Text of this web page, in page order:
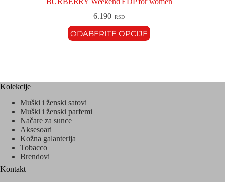
6.190 RSD
ODABERITE OPCIJE
Kolekcije
Muški i ženski satovi
Muški i ženski parfemi
Načare za sunce
Aksesoari
Kožna galanterija
Tobacco
Brendovi
Kontakt